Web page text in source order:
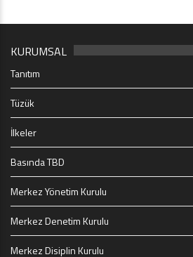
KURUMSAL
Tanıtım
Tüzük
İlkeler
Basında TBD
Merkez Yönetim Kurulu
Merkez Denetim Kurulu
Merkez Disiplin Kurulu